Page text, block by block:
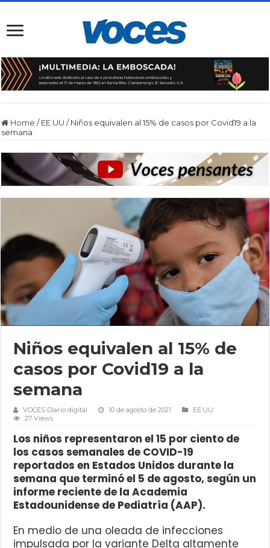
Home / EE.UU / Niños equivalen al 15% de casos por Covid19 a la
semana
Niños equivalen al 15% de
casos por Covid19 a la
semana
VOCES Diario digital 10 de agosto de 2021
EE.UU
27 Views
Los niños representaron el 15 por ciento de
los casos semanales de COVID-19
reportados en Estados Unidos durante la
semana que terminó el 5 de agosto, según un
informe reciente de la Academia
Estadounidense de Pediatría (AAP).
En medio de una oleada de infecciones
impulsada por la variante Delta altamente